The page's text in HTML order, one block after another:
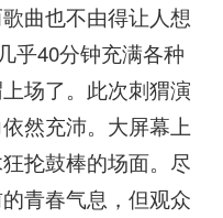
曲也不由得让人想
乎40分钟充满各种
场了。此次刺猬演
然充沛。大屏幕上
抡鼓棒的场面。尽
青春气息，但观众